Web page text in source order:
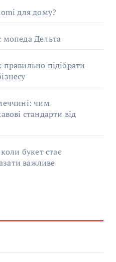
для дому?
мопеда Дельта
підібрати
чим
стандарти від
букет стає
важливе